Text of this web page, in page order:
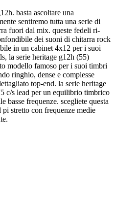
basta ascoltare una
sentiremo tutta una serie di
fuori dal mix. queste fedeli ri-
dei suoni di chitarra rock
in un cabinet 4x12 per i suoi
la serie heritage g12h (55)
modello famoso per i suoi timbri
ringhio, dense e complesse
top-end. la serie heritage
c/s lead per un equilibrio timbrico
basse frequenze. scegliete questa
stretto con frequenze medie